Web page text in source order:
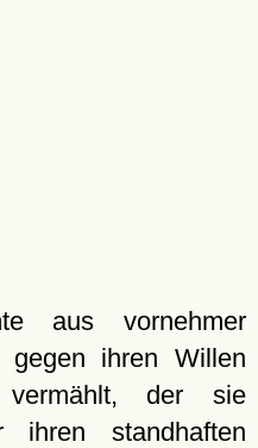
aus vornehmer
ihren Willen
vermählt, der sie
ihren standhaften